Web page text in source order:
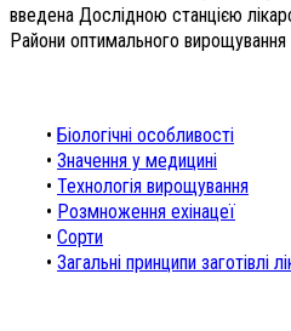
введена Дослідною станцією
Райони оптимального вирощування
• Біологічні особливості
• Значення у медицині
• Технологія вирощування
• Розмноження ехінацеї
• Сорти
• Загальні принципи заготівлі